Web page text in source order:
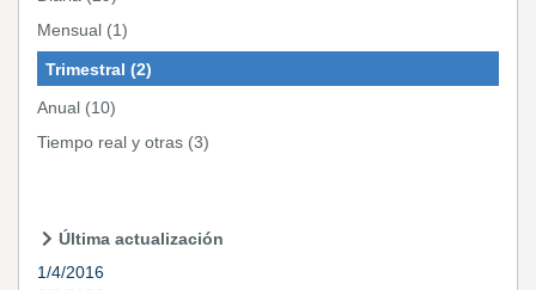
Mensual (1)
Trimestral (2)
Anual (10)
Tiempo real y otras (3)
Última actualización
1/4/2016